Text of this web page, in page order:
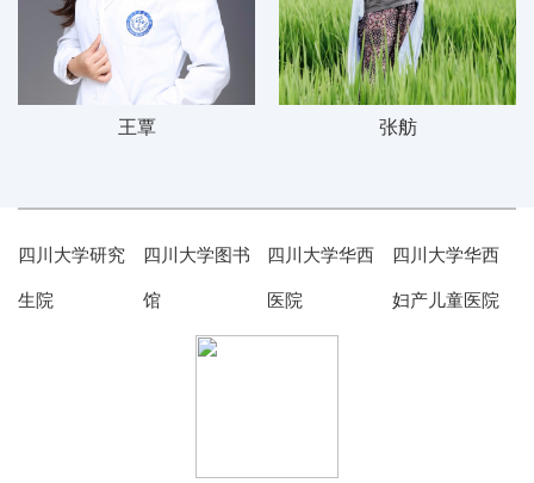
王覃 张舫
四川大学研究
生院
四川大学图书
馆
四川大学华西
医院
四川大学华西
妇产儿童医院